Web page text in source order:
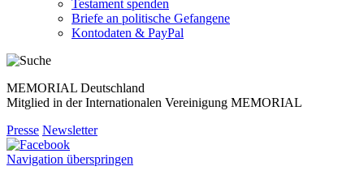
Testament spenden
Briefe an politische Gefangene
Kontodaten & PayPal
MEMORIAL Deutschland
Mitglied in der Internationalen Vereinigung MEMORIAL
Presse Newsletter
Navigation überspringen